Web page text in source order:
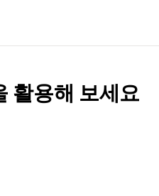
활용해 보세요